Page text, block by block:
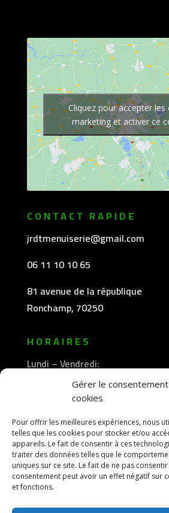
Gérer le
cookies
Pour offrir les meilleures expériences, nous
telles que les cookies pour stocker et/ou
appareils. Le fait de consentir à ces
traiter des données telles que le
uniques sur ce site. Le fait de ne pas
consentement peut avoir un effet négatif sur
et fonctions.
Cliquez pour accepter les
marketing et activer ce
CONTACT RAPIDE
jrdtmenuiserie@gmail.com
06 11 10 10 65
81 avenue de la république
Ronchamp, 70250
HORAIRES
Lundi – Vendredi:
8h30 -12h00
—————-
13h30 -18h00